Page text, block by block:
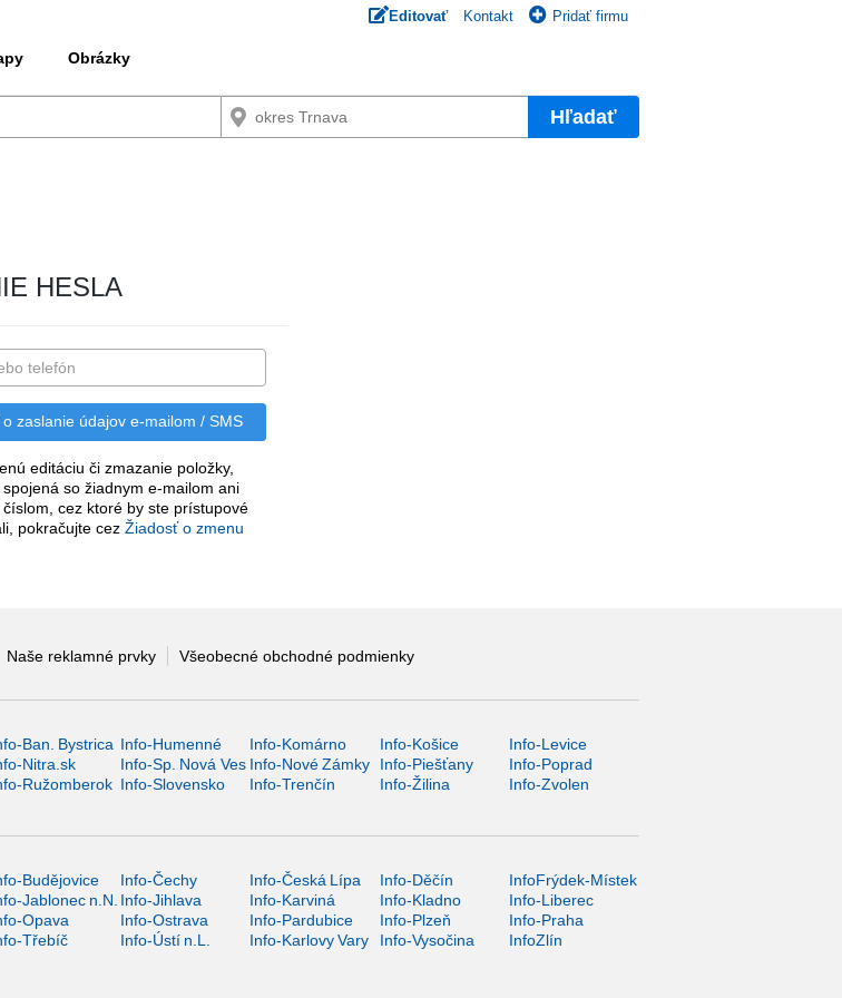
Editovať Kontakt Pridať firmu
Obrázky
Hľadať
HESLA
editáciu či zmazanie položky,
so žiadnym e-mailom ani
cez ktoré by ste prístupové
pokračujte cez Žiadosť o zmenu
Naše reklamné prvky Všeobecné obchodné podmienky
Ban. Bystrica Info-Humenné Info-Komárno Info-Košice
Info-Levice
Nitra.sk Info-Sp. Nová Ves Info-Nové Zámky Info-Piešťany
Info-Poprad
Ružomberok Info-Slovensko Info-Trenčín Info-Žilina Info-Zvolen
Budějovice Info-Čechy Info-Česká Lípa Info-Děčín
InfoFrýdek-Místek
Jablonec n.N. Info-Jihlava Info-Karviná Info-Kladno
Info-Liberec
Opava Info-Ostrava Info-Pardubice Info-Plzeň
Info-Praha
Třebíč Info-Ústí n.L. Info-Karlovy Vary Info-Vysočina InfoZlín